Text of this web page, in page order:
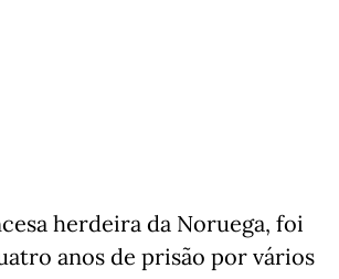
herdeira da Noruega, foi
anos de prisão por vários